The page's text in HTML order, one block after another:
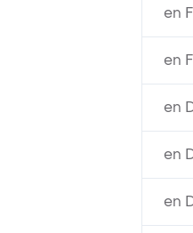
en
en
en
en
en